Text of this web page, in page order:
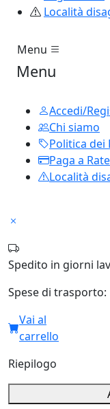
Località
Menu
Menu
Accedi/
Chi siamo
Politica dei
Paga a Rate
Località
Spedito in giorni
Spese di trasporto:
Vai al
carrello
Riepilogo